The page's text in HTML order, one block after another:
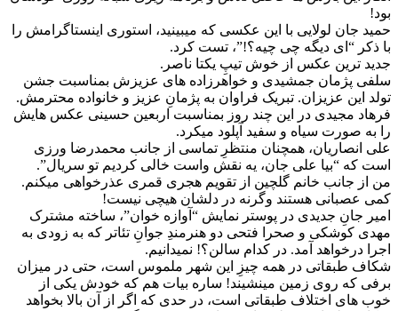
بود!
حمید جان لولایی با این عکسی که میبینید، استوری اینستاگرامش را
با ذکر “ای دیگه چی چیه؟!”، تست کرد.
جدید ترین عکس از خوش تیپِ یکتا ناصر.
سلفی پژمان جمشیدی و خواهرزاده های عزیزش بمناسبت جشن
تولد این عزیزان. تبریک فراوان به پژمانِ عزیز و خانواده محترمش.
فرهاد مجیدی در این چند روز بمناسبت اربعین حسینی عکس هایش
را به صورت سیاه و سفید آپلود میکرد.
علی انصاریان، همچنان منتظرِ تماسی از جانب محمدرضا ورزی
است که “بیا علی جان، یه نقش واست خالی کردیم تو سریال”.
من از جانب خانم گلچین از تقویم هجری قمری عذرخواهی میکنم.
کمی عصبانی هستند وگرنه در دلشان هیچی نیست!
امیر جانِ جدیدی در پوستر نمایش “آوازه خوان”، ساخته مشترک
مهدی کوشکی و صحرا فتحی دو هنرمندِ جوانِ تئاتر که به زودی به
اجرا درخواهد آمد. در کدام سالن؟! نمیدانیم.
شکاف طبقاتی در همه چیزِ این شهر ملموس است، حتی در میزان
برفی که روی زمین مینشیند! ساره بیات هم که خودش یکی از
خوب های اختلاف طبقاتی است، در حدی که اگر از آن بالا بخواهد